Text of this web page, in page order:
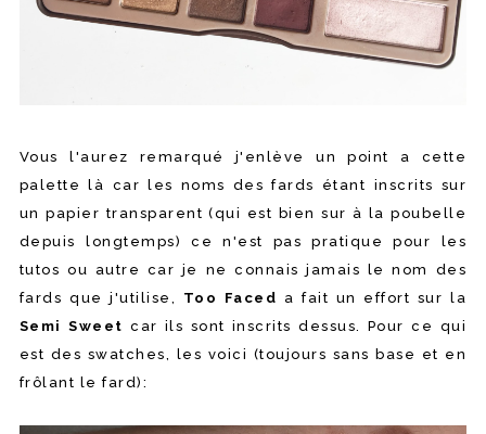
Vous l'aurez remarqué j'enlève un point a cette
palette là car les noms des fards étant inscrits sur
un papier transparent (qui est bien sur à la poubelle
depuis longtemps) ce n'est pas pratique pour les
tutos ou autre car je ne connais jamais le nom des
fards que j'utilise, Too Faced a fait un effort sur la
Semi Sweet car ils sont inscrits dessus. Pour ce qui
est des swatches, les voici (toujours sans base et en
frôlant le fard):